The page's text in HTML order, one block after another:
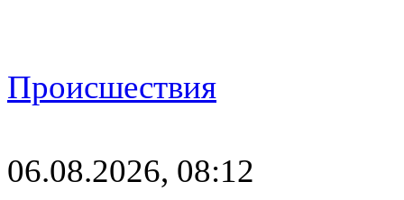
Происшествия
06.08.2026, 08:12